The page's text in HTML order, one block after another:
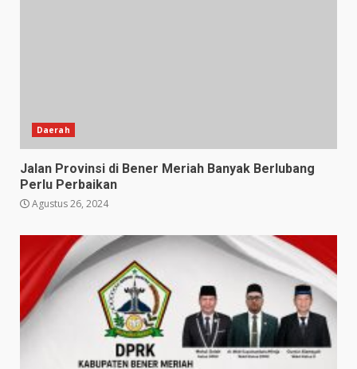
Daerah
Jalan Provinsi di Bener Meriah Banyak Berlubang
Perlu Perbaikan
Agustus 26, 2024